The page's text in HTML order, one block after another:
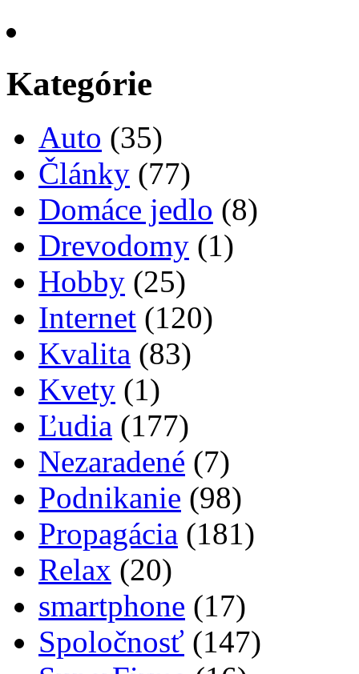
Kategórie
Auto (35)
Články (77)
Domáce jedlo (8)
Drevodomy (1)
Hobby (25)
Internet (120)
Kvalita (83)
Kvety (1)
Ľudia (177)
Nezaradené (7)
Podnikanie (98)
Propagácia (181)
Relax (20)
smartphone (17)
Spoločnosť (147)